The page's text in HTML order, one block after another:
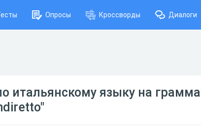
Опросы Кроссворды Диалоги
итальянскому языку на